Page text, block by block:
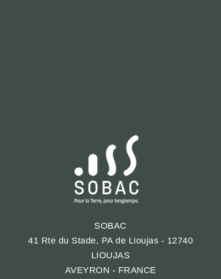
SOBAC
41 Rte du Stade, PA de Lioujas - 12740
LIOUJAS
AVEYRON - FRANCE